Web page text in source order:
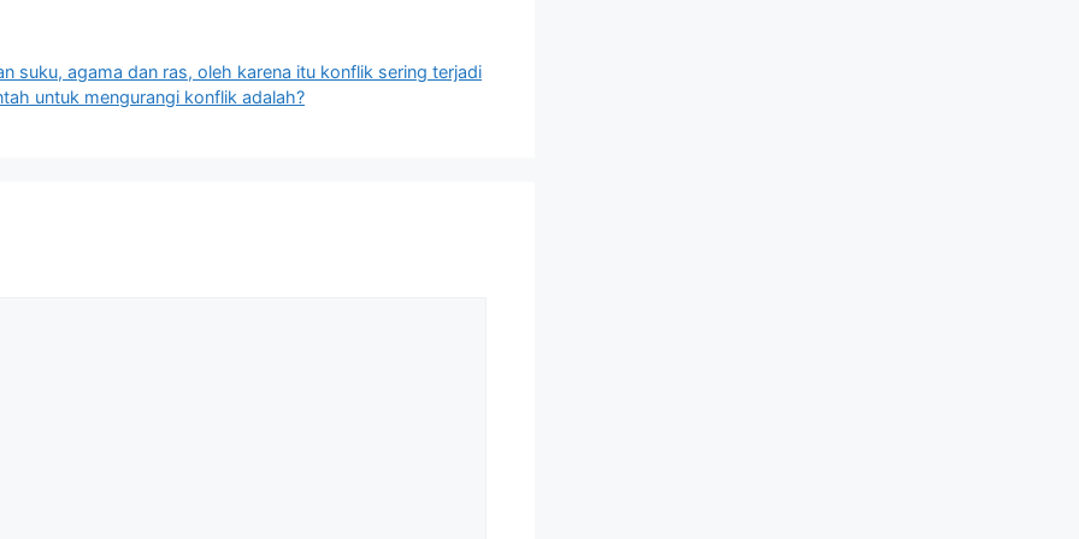
suku, agama dan ras, oleh karena itu konflik sering terjadi
untuk mengurangi konflik adalah?